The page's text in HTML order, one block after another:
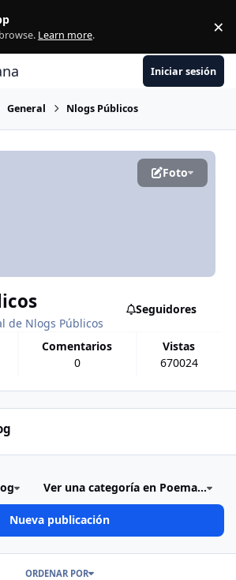
Learn more. ×
Iniciar sesión
General Nlogs Públicos
Foto
de Nlogs Públicos
comentarios
0
vistas
670024
Seguidores
Ver una categoría en Poema...
Nueva publicación
ORDENAR POR